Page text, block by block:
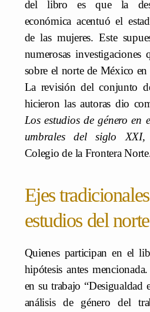
del libro es que la
económica acentuó el
de las mujeres. Este
numerosas investigaciones
sobre el norte de México
La revisión del conjunto
hicieron las autoras dio
Los estudios de género en
umbrales del siglo XXI,
Colegio de la Frontera
Ejes
estudios del
Quienes participan en el
hipótesis antes
en su trabajo “Desigualdad
análisis de género del